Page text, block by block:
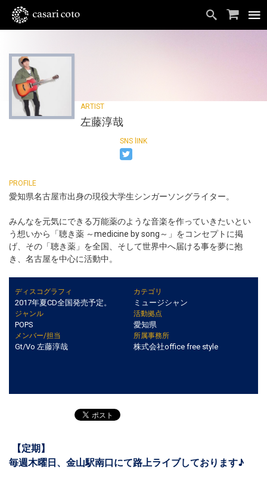
左藤淳哉
愛知県名古屋市出身の現役大学生シンガーソングライター。
みんなを元気にできる万能薬のような音楽を作っていきたいとい
う想いから「聴き薬 ～medicine by song～」をコンセプトに掲
げ、その「聴き薬」を全国、そして世界中へ届ける事を夢に抱
き、名古屋を中心に活動中。
ディスコグラフィ
2017年夏CD全国発売予定。
カテゴリ
ミュージシャン
ジャンル
POPS
活動拠点
愛知県
メンバー/担当
Gt/Vo 左藤淳哉
所属事務所
株式会社office free style
【定期】
毎週木曜日、金山駅南口にて路上ライブしております♪